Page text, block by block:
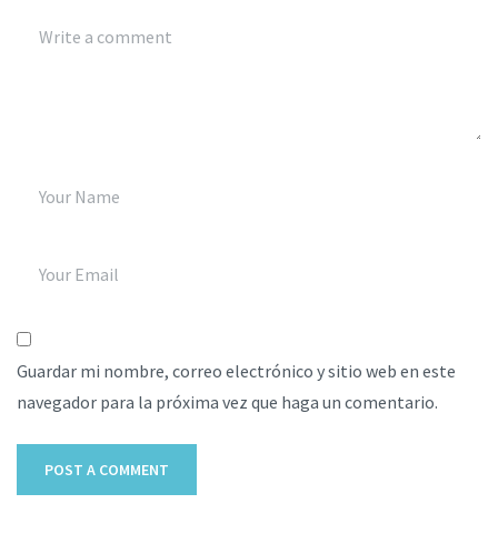
Guardar mi nombre, correo electrónico y sitio web en este
navegador para la próxima vez que haga un comentario.